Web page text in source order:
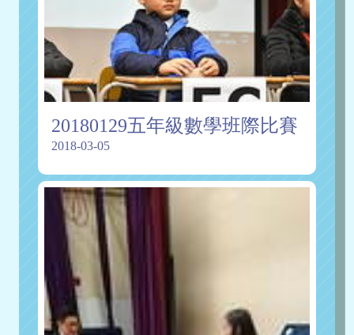
20180129五年級數學班際比賽
2018-03-05